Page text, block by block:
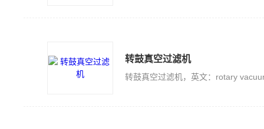
转鼓真空过滤机